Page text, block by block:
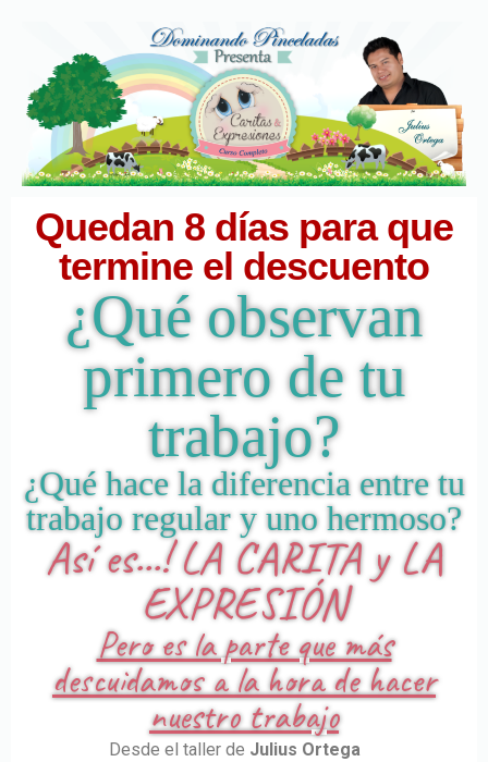
Quedan 8 días para que
termine el descuento
¿Qué observan
primero de tu
trabajo?
¿Qué hace la diferencia entre tu
trabajo regular y uno hermoso?
Así es...! LA CARITA y LA
EXPRESIÓN
Pero es la parte que más
descuidamos a la hora de hacer
nuestro trabajo
Desde el taller de Julius Ortega